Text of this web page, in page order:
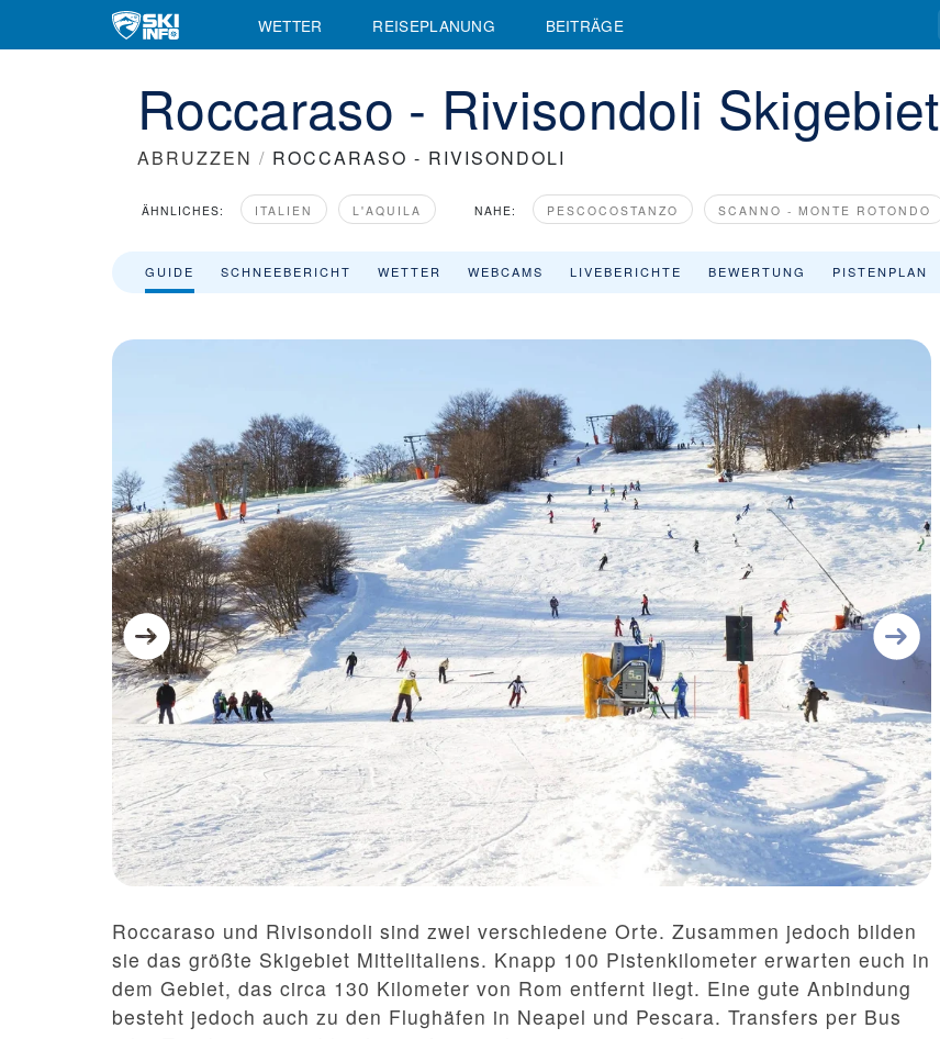
WETTER REISEPLANUNG BEITRÄGE
Roccaraso - Rivisondoli Skigebiet
ABRUZZEN / ROCCARASO - RIVISONDOLI
ÄHNLICHES: ITALIEN L'AQUILA NAHE: PESCOCOSTANZO SCANNO - MONTE ROTONDO
GUIDE SCHNEEBERICHT WETTER WEBCAMS LIVEBERICHTE BEWERTUNG PISTENPLAN
Roccaraso und Rivisondoli sind zwei verschiedene Orte. Zusammen jedoch bilden
sie das größte Skigebiet Mittelitaliens. Knapp 100 Pistenkilometer erwarten euch in
dem Gebiet, das circa 130 Kilometer von Rom entfernt liegt. Eine gute Anbindung
besteht jedoch auch zu den Flughäfen in Neapel und Pescara. Transfers per Bus